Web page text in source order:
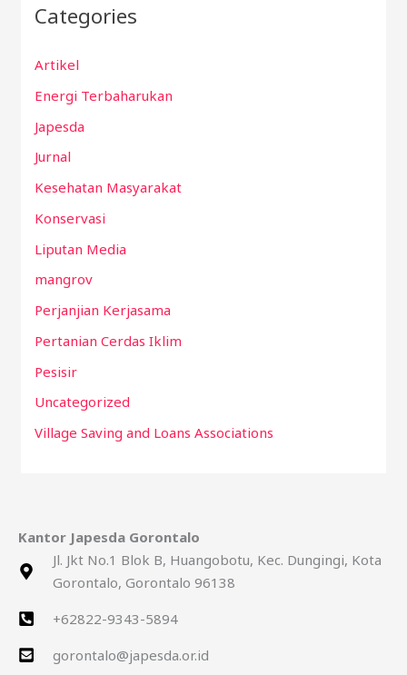
Categories
Artikel
Energi Terbaharukan
Japesda
Jurnal
Kesehatan Masyarakat
Konservasi
Liputan Media
mangrov
Perjanjian Kerjasama
Pertanian Cerdas Iklim
Pesisir
Uncategorized
Village Saving and Loans Associations
Kantor Japesda Gorontalo
Jl. Jkt No.1 Blok B, Huangobotu, Kec. Dungingi, Kota
Gorontalo, Gorontalo 96138
+62822-9343-5894
gorontalo@japesda.or.id